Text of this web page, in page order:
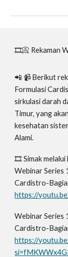
🎞📀 Rekaman
📲 📹 Berikut
Formulasi
sirkulasi darah
Timur, yang
kesehatan
Alami.
🎞 Simak melalui
Webinar Series
Cardistro-
https://
Webinar Series
Cardistro-
https://